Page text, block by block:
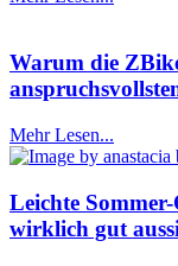
Warum die
Mehr Lesen...
Leichte
wirklich gut